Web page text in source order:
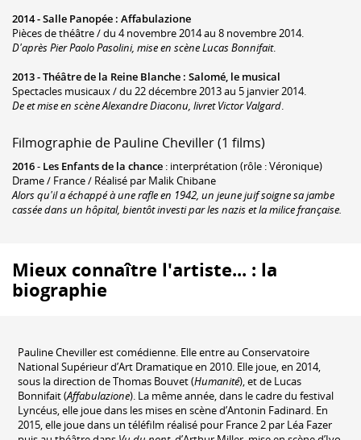
2014 -Salle Panopée : Affabulazione
Pièces de théâtre / du 4 novembre 2014 au 8 novembre 2014.
D'après Pier Paolo Pasolini, mise en scène Lucas Bonnifait.
2013 -Théâtre de la Reine Blanche : Salomé, le musical
Spectacles musicaux / du 22 décembre 2013 au 5 janvier 2014.
De et mise en scène Alexandre Diaconu, livret Victor Valgard.
Filmographie de Pauline Cheviller (1 films)
2016- Les Enfants de la chance : interprétation (rôle : Véronique)
Drame / France / Réalisé par Malik Chibane
Alors qu'il a échappé à une rafle en 1942, un jeune juif soigne sa jambe
cassée dans un hôpital, bientôt investi par les nazis et la milice française.
Mieux connaître l'artiste... : la
biographie
Pauline Cheviller est comédienne. Elle entre au Conservatoire
National Supérieur d’Art Dramatique en 2010. Elle joue, en 2014,
sous la direction de Thomas Bouvet (Humanité), et de Lucas
Bonnifait (Affabulazione). La même année, dans le cadre du festival
Lyncéus, elle joue dans les mises en scène d’Antonin Fadinard. En
2015, elle joue dans un téléfilm réalisé pour France 2 par Léa Fazer